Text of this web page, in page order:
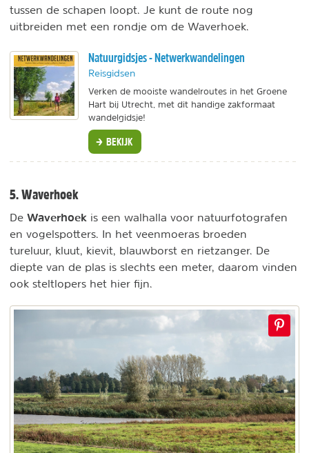
tussen de schapen loopt. Je kunt de route nog
uitbreiden met een rondje om de Waverhoek.
Natuurgidsjes - Netwerkwandelingen
Reisgidsen
Verken de mooiste wandelroutes in het Groene
Hart bij Utrecht, met dit handige zakformaat
wandelgidsje!
BEKIJK
5. Waverhoek
De Waverhoek is een walhalla voor natuurfotografen
en vogelspotters. In het veenmoeras broeden
tureluur, kluut, kievit, blauwborst en rietzanger. De
diepte van de plas is slechts een meter, daarom vinden
ook steltlopers het hier fijn.